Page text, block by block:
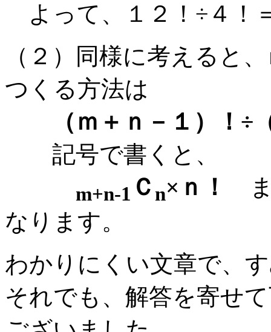
よって、１２！÷４！
（２）同様に考えると
つくる方法は
（ｍ＋ｎ－１）！÷
記号で書くと、
m+n-1 Ｃn×ｎ！
なります。
わかりにくい文章で、
それでも、解答を寄せ